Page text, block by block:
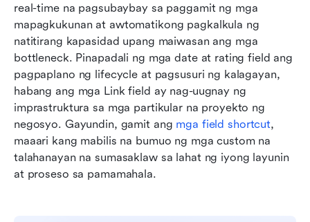
real-time na pagsubaybay sa paggamit ng mga
mapagkukunan at awtomatikong pagkalkula ng
natitirang kapasidad upang maiwasan ang mga
bottleneck. Pinapadali ng mga date at rating field ang
pagpaplano ng lifecycle at pagsusuri ng kalagayan,
habang ang mga Link field ay nag-uugnay ng
imprastruktura sa mga partikular na proyekto ng
negosyo. Gayundin, gamit ang mga field shortcut,
maaari kang mabilis na bumuo ng mga custom na
talahanayan na sumasaklaw sa lahat ng iyong layunin
at proseso sa pamamahala.